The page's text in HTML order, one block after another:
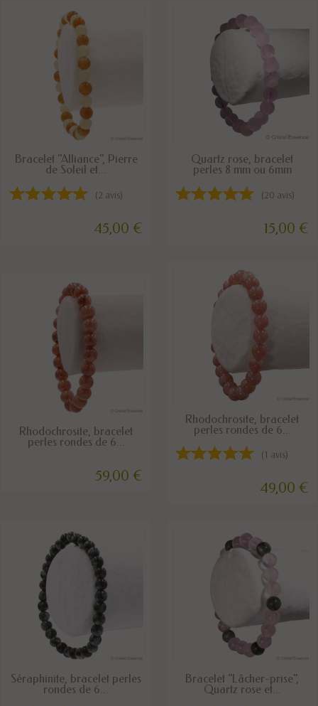
DISPONIBLE
Bracelet "Alliance", Pierre
de Soleil et...
(2 avis)
45,00 €
DISPONIBLE
Quartz rose, bracelet
perles 8 mm ou 6mm
(20 avis)
15,00 €
DISPONIBLE
Rhodochrosite, bracelet
perles rondes de 6...
59,00 €
DISPONIBLE
Rhodochrosite, bracelet
perles rondes de 6...
(1 avis)
49,00 €
DISPONIBLE
Séraphinite, bracelet perles
rondes de 6...
DISPONIBLE
Bracelet "Lâcher-prise",
Quartz rose et...